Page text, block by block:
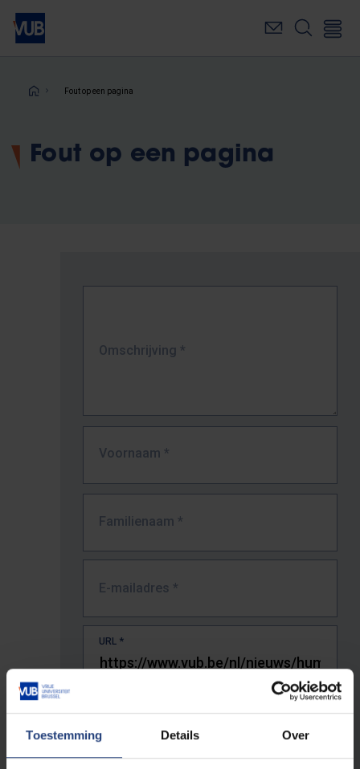
Toestemming Details Over
Overslaan
naar
inhoudKruimelpad
Fout op een pagina
Fout op een pagina
Omschrijving *
Voornaam *
Familienaam *
E-mailadres *
URL *
De volledige URL van de pagina waar je de fout zag.